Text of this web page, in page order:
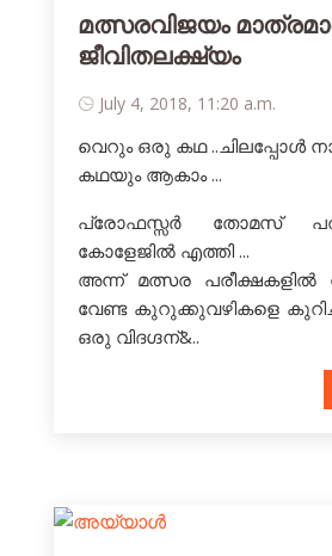
മത്സരവിജയം
ജീവിതലക്ഷ്യം
July 4, 2018, 11:20 a.m.
വെറും ഒരു കഥ ..ചിലപ്പോള്‍
കഥയും ആകാം ...
പ്രോഫസ്സര്‍ തോമസ്‌
കോളേജില്‍ എത്തി ...
അന്ന് മത്സര പരീക്ഷകളില്‍
വേണ്ട കുറുക്കുവഴികളെ
ഒരു വിദഗ്ദന്&..